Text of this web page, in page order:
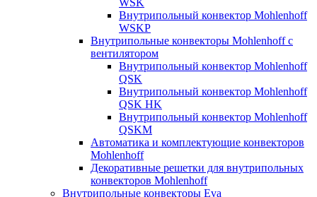
WSK
Внутрипольный конвектор Mohlenhoff
WSKP
Внутрипольные конвекторы Mohlenhoff с
вентилятором
Внутрипольный конвектор Mohlenhoff
QSK
Внутрипольный конвектор Mohlenhoff
QSK HK
Внутрипольный конвектор Mohlenhoff
QSKM
Автоматика и комплектующие конвекторов
Mohlenhoff
Декоративные решетки для внутрипольных
конвекторов Mohlenhoff
Внутрипольные конвекторы Eva